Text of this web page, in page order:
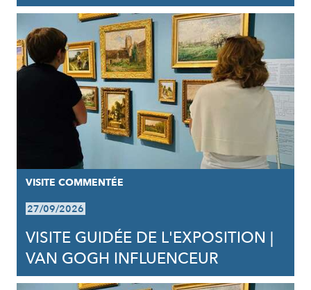
VISITE COMMENTÉE
27/09/2026
VISITE GUIDÉE DE L'EXPOSITION |
VAN GOGH INFLUENCEUR